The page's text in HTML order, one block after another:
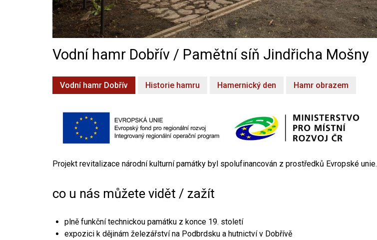
Vodní hamr Dobřív / Pamětní síň Jindřicha Mošny
Vodní hamr Dobřív Historie hamru Hamernický den Hamr obrazem
Projekt revitalizace národní kulturní památky byl spolufinancován z prostředků Evropské unie.
co u nás můžete vidět / zažít
plně funkční technickou památku z konce 19. století
expozici k dějinám železářství na Podbrdsku a hutnictví v Dobřívě